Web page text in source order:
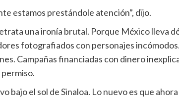
estamos prestándole atención”, dijo.
una ironía brutal. Porque México lleva
fotografiados con personajes
Campañas financiadas con dinero
bajo el sol de Sinaloa. Lo nuevo es que